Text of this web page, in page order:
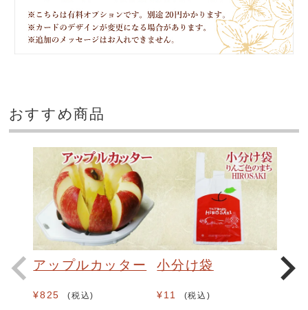
おすすめ商品
アップルカッター
¥825 税込
小分け袋
¥11 税込